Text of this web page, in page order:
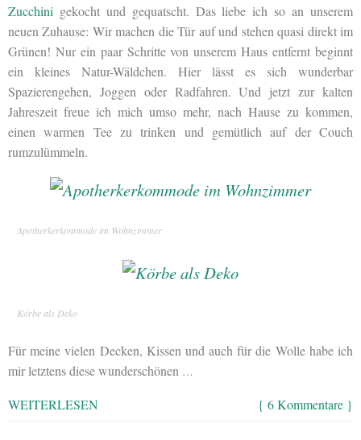
Zucchini gekocht und gequatscht. Das liebe ich so an unserem
neuen Zuhause: Wir machen die Tür auf und stehen quasi direkt im
Grünen! Nur ein paar Schritte von unserem Haus entfernt beginnt
ein kleines Natur-Wäldchen. Hier lässt es sich wunderbar
Spazierengehen, Joggen oder Radfahren. Und jetzt zur kalten
Jahreszeit freue ich mich umso mehr, nach Hause zu kommen,
einen warmen Tee zu trinken und gemütlich auf der Couch
rumzulümmeln.
Apotherkerkommode im Wohnzimmer
Körbe als Deko
Für meine vielen Decken, Kissen und auch für die Wolle habe ich
mir letztens diese wunderschönen …
WEITERLESEN { 6 Kommentare }